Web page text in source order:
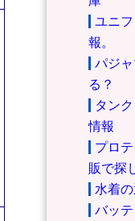
ユニ
報。
パジ
る？
タン
情報
プロ
販で探
水着
バッ